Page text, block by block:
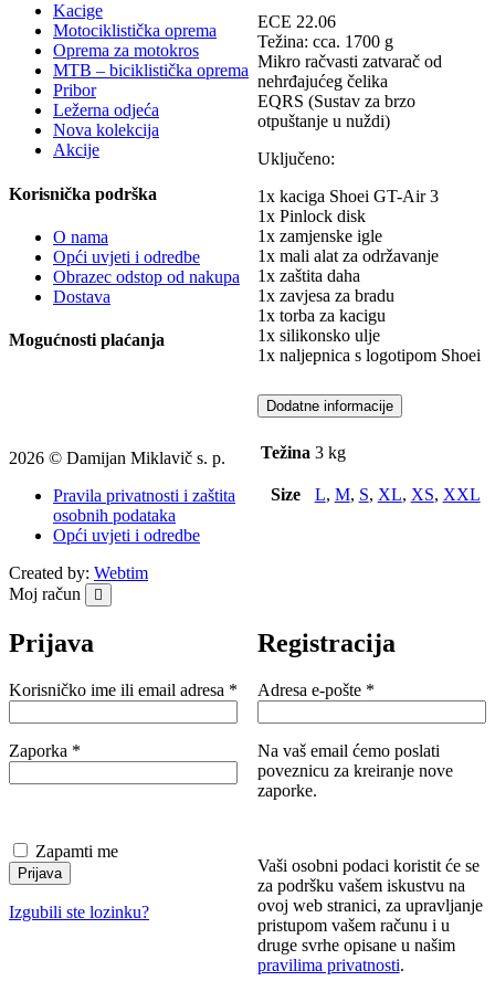
ECE 22.06
Težina: cca. 1700 g
Mikro račvasti zatvarač od
nehrđajućeg čelika
EQRS (Sustav za brzo
otpuštanje u nuždi)
Uključeno:
1x kaciga Shoei GT-Air 3
1x Pinlock disk
1x zamjenske igle
1x mali alat za održavanje
1x zaštita daha
1x zavjesa za bradu
1x torba za kacigu
1x silikonsko ulje
1x naljepnica s logotipom Shoei
Dodatne informacije
Težina 3 kg
Size L, M, S, XL, XS, XXL
Kacige
Motociklistička oprema
Oprema za motokros
MTB – biciklistička oprema
Pribor
Ležerna odjeća
Nova kolekcija
Akcije
Korisnička podrška
O nama
Opći uvjeti i odredbe
Obrazec odstop od nakupa
Dostava
Mogućnosti plaćanja
2026 © Damijan Miklavič s. p.
Pravila privatnosti i zaštita
osobnih podataka
Opći uvjeti i odredbe
Created by: Webtim
Moj račun
Prijava
Korisničko ime ili email adresa * Obavezno
Zaporka *
Zapamti me
Prijava
Izgubili ste lozinku?
Registracija
Adresa e-pošte *Obavezno
Na vaš email ćemo poslati
poveznicu za kreiranje nove
zaporke.
Vaši osobni podaci koristit će se
za podršku vašem iskustvu na
ovoj web stranici, za upravljanje
pristupom vašem računu i u
druge svrhe opisane u našim
pravilima privatnosti.